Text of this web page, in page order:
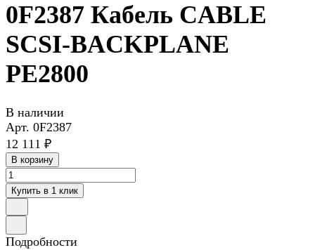
0F2387 Кабель CABLE
SCSI-BACKPLANE
PE2800
В наличии
Арт. 0F2387
12 111 ₽
В корзину
Купить в 1 клик
Подробности